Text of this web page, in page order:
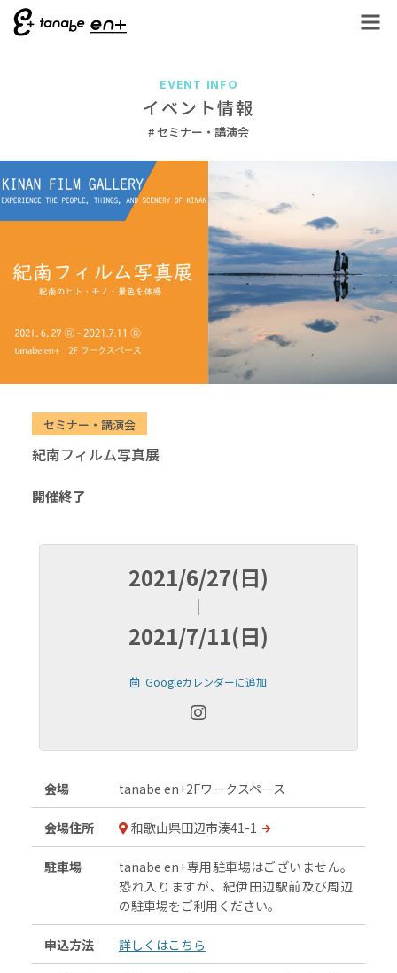
EVENT INFO
イベント情報
セミナー・講演会
セミナー・講演会
紀南フィルム写真展
開催終了
2021/6/27(日)
2021/7/11(日)
Googleカレンダーに追加
会場 tanabe en+2Fワークスペース
会場住所 和歌山県田辺市湊41-1
駐車場
tanabe en+専用駐車場はございません。
恐れ入りますが、紀伊田辺駅前及び周辺
の駐車場をご利用ください。
申込方法 詳しくはこちら